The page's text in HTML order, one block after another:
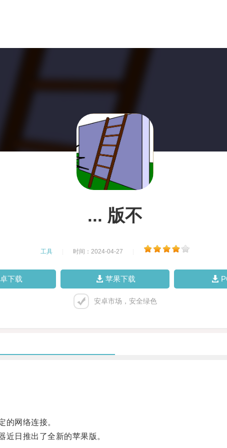
... 版不
工具 时间：2024-04-27
下载 苹果下载
安卓市场，安全绿色
网络连接。
日推出了全新的苹果版。